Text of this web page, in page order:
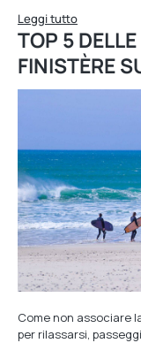
Leggi tutto
TOP 5
FINISTÈRE
Come non associare
per rilassarsi,